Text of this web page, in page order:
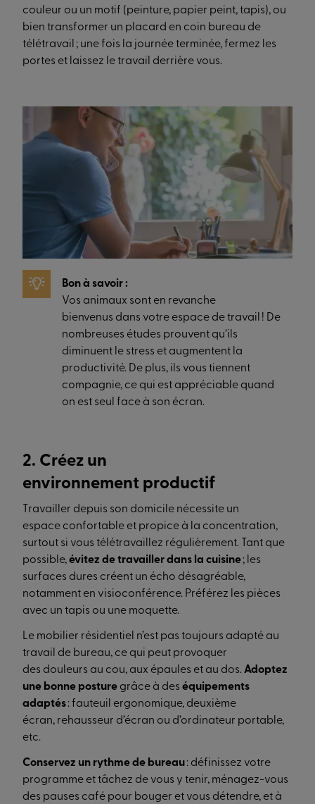
couleur ou un motif (peinture, papier peint, tapis), ou
bien transformer un placard en coin bureau de
télétravail ; une fois la journée terminée, fermez les
portes et laissez le travail derrière vous.
Bon à savoir :
Vos animaux sont en revanche
bienvenus dans votre espace de travail ! De
nombreuses études prouvent qu’ils
diminuent le stress et augmentent la
productivité. De plus, ils vous tiennent
compagnie, ce qui est appréciable quand
on est seul face à son écran.
2. Créez un
environnement productif
Travailler depuis son domicile nécessite un
espace confortable et propice à la concentration,
surtout si vous télétravaillez régulièrement. Tant que
possible,évitez de travailler dans la cuisine; les
surfaces dures créent un écho désagréable,
notamment en visioconférence. Préférez les pièces
avec un tapis ou une moquette.
Le mobilier résidentiel n’est pas toujours adapté au
travail de bureau, ce qui peut provoquer
des douleurs au cou, aux épaules et au dos.Adoptez
une bonne posture grâce à des équipements
adaptés: fauteuil ergonomique, deuxième
écran, rehausseur d’écran ou d’ordinateur portable,
etc.
Conservez un rythme de bureau: définissez votre
programme et tâchez de vous y tenir, ménagez-vous
des pauses café pour bouger et vous détendre, et à